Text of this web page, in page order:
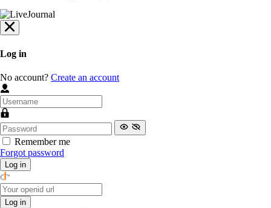
Log in
No account? Create an account
Remember me
Forgot password
Log in
Log in